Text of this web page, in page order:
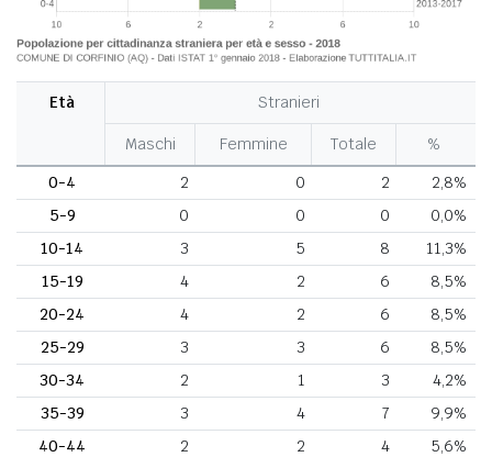
Età Stranieri
Maschi Femmine Totale
%
0-4
2 0 2
2,8%
5-9
0 0 0
0,0%
10-14
3 5 8
11,3%
15-19
4 2 6
8,5%
20-24
4 2 6
8,5%
25-29
3 3 6
8,5%
30-34
2 1 3
4,2%
35-39
3 4 7
9,9%
40-44
2 2 4
5,6%